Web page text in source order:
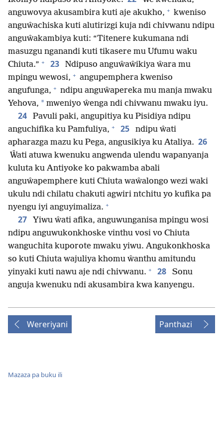
anguwovya akusambira kuti aje akukho, + kweniso
anguŵachiska kuti alutirizgi kuja ndi chivwanu ndipu
anguŵakambiya kuti: “Titenere kukumana ndi
masuzgu nganandi kuti tikasere mu Ufumu waku
Chiuta.” + 23
Ndipuso anguŵaŵikiya ŵara mu
mpingu wewosi, + angupemphera kweniso
angufunga, + ndipu anguŵapereka mu manja mwaku
Yehova, * mweniyo ŵenga ndi chivwanu mwaku iyu.
24
Pavuli paki, angupitiya ku Pisidiya ndipu
anguchifika ku Pamfuliya, + 25
ndipu ŵati
apharazga mazu ku Pega, angusikiya ku Ataliya. 26
Ŵati atuwa kwenuku angwenda ulendu wapanyanja
kuluta ku Antiyoke ko pakwamba abali
anguŵapemphere kuti Chiuta waŵalongo wezi waki
ukulu ndi chilatu chakuti agwiri ntchitu yo kufika pa
nyengu iyi anguyimaliza. +
27
Yiwu ŵati afika, anguwunganisa mpingu wosi
ndipu anguwukonkhoske vinthu vosi vo Chiuta
wanguchita kuporote mwaku yiwu. Angukonkhoska
so kuti Chiuta wajuliya khomu ŵanthu amitundu
yinyaki kuti nawu aje ndi chivwanu. + 28
Sonu
anguja kwenuku ndi akusambira kwa kanyengu.
Wereriyani Panthazi
Mazaza pa buku ili